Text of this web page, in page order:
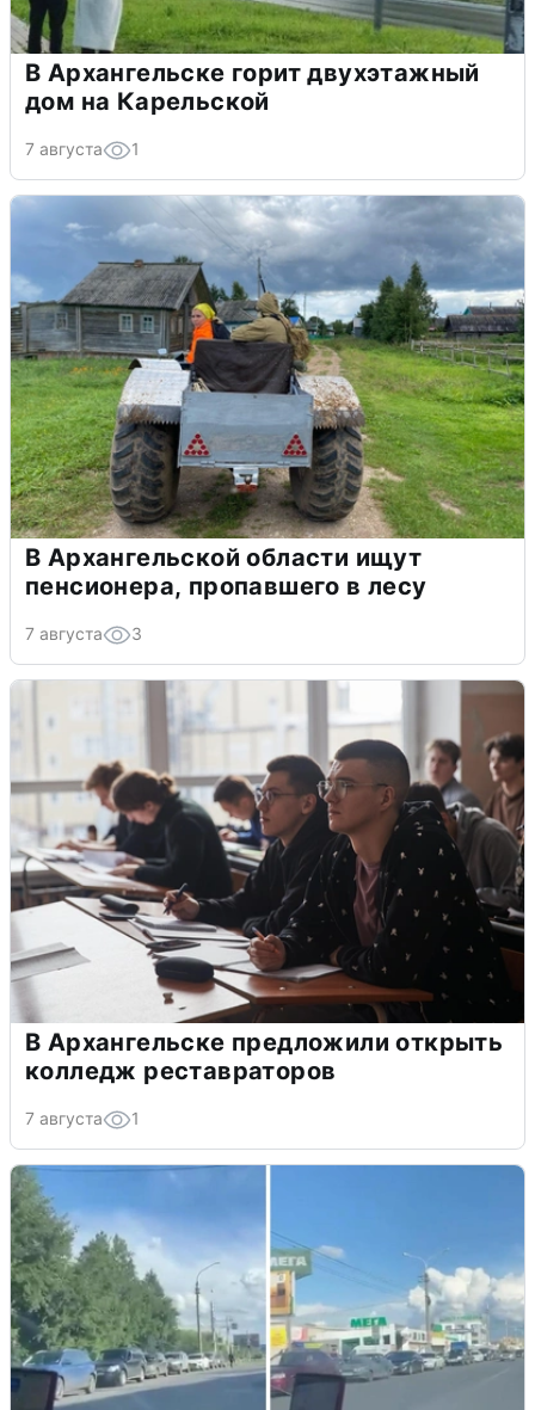
В Архангельске горит двухэтажный
дом на Карельской
7 августа 1
В Архангельской области ищут
пенсионера, пропавшего в лесу
7 августа 3
В Архангельске предложили открыть
колледж реставраторов
7 августа 1